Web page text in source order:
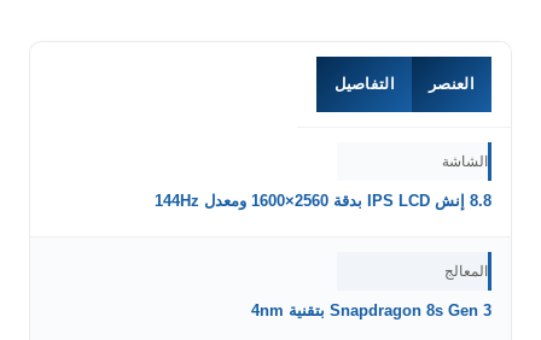
العنصر التفاصيل
الشاشة
8.8 إنش IPS LCD بدقة 2560×1600 ومعدل 144Hz
المعالج
Snapdragon 8s Gen 3 بتقنية 4nm